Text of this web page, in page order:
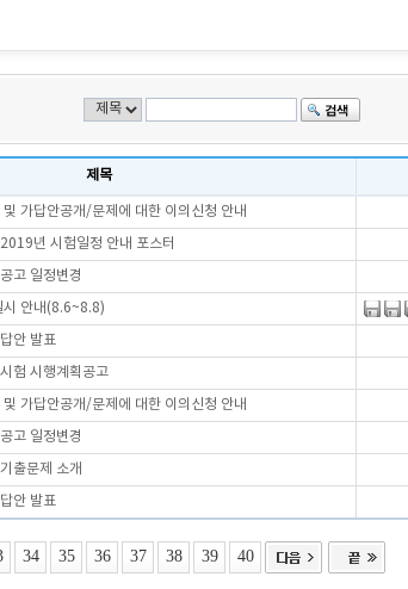
제목
가답안공개/문제에 대한 이의신청 안내
년 시험일정 안내 포스터
고 일정변경
시 안내(8.6~8.8)
안 발표
험 시행계획공고
가답안공개/문제에 대한 이의신청 안내
고 일정변경
출문제 소개
안 발표
34 35 36 37 38 39 40